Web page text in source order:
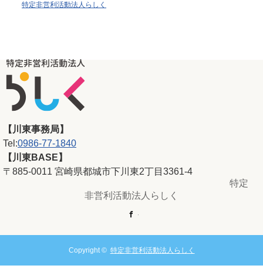
特定非営利活動法人らしく
【川東事務局】
Tel:0986-77-1840
【川東BASE】
〒885-0011 宮崎県都城市下川東2丁目3361-4
特定
非営利活動法人らしく
Copyright © 特定非営利活動法人らしく